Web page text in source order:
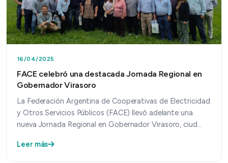
16/04/2025
FACE celebró una destacada Jornada Regional en
Gobernador Virasoro
La Federación Argentina de Cooperativas de Electricidad
y Otros Servicios Públicos (FACE) llevó adelante una
nueva Jornada Regional en Gobernador Virasoro, ciud…
Leer más